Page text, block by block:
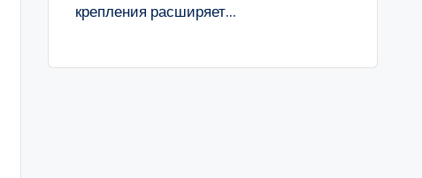
крепления расширяет...